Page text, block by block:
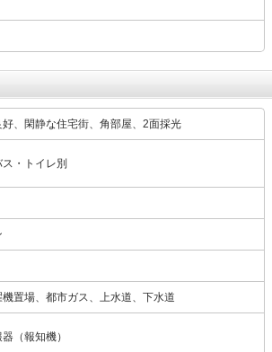
好、閑静な住宅街、角部屋、2面採光
・トイレ別
置場、都市ガス、上水道、下水道
（報知機）